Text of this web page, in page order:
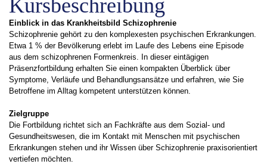
Kursbeschreibung
Einblick in das Krankheitsbild Schizophrenie
Schizophrenie gehört zu den komplexesten psychischen Erkrankungen.
Etwa 1 % der Bevölkerung erlebt im Laufe des Lebens eine Episode
aus dem schizophrenen Formenkreis. In dieser eintägigen
Präsenzfortbildung erhalten Sie einen kompakten Überblick über
Symptome, Verläufe und Behandlungsansätze und erfahren, wie Sie
Betroffene im Alltag kompetent unterstützen können.
Zielgruppe
Die Fortbildung richtet sich an Fachkräfte aus dem Sozial- und
Gesundheitswesen, die im Kontakt mit Menschen mit psychischen
Erkrankungen stehen und ihr Wissen über Schizophrenie praxisorientiert
vertiefen möchten.